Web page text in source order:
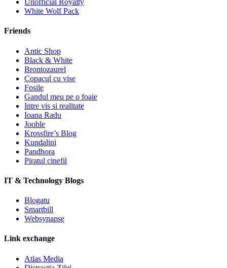
Unofficial Royalty
White Wolf Pack
Friends
Antic Shop
Black & White
Brontozaurel
Copacul cu vise
Fosile
Gandul meu pe o foaie
Intre vis si realitate
Ioana Radu
Jooble
Krossfire’s Blog
Kundalini
Pandhora
Piratul cinefil
IT & Technology Blogs
Blogatu
Smartbill
Websynapse
Link exchange
Atlas Media